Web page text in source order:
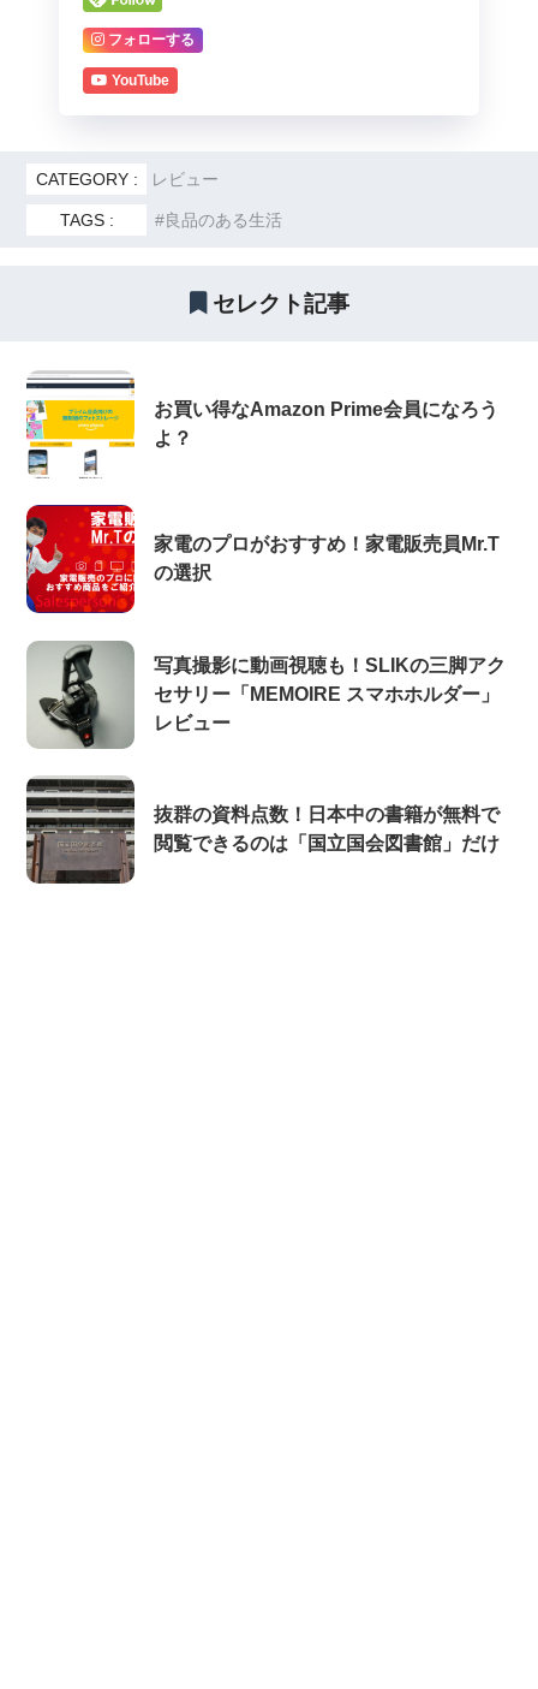
フォローする
YouTube
CATEGORY : レビュー
TAGS : 良品のある生活
セレクト記事
お買い得なAmazon Prime会員になろう
よ？
家電のプロがおすすめ！家電販売員Mr.T
の選択
写真撮影に動画視聴も！SLIKの三脚アク
セサリー「MEMOIRE スマホホルダー」
レビュー
抜群の資料点数！日本中の書籍が無料で
閲覧できるのは「国立国会図書館」だけ